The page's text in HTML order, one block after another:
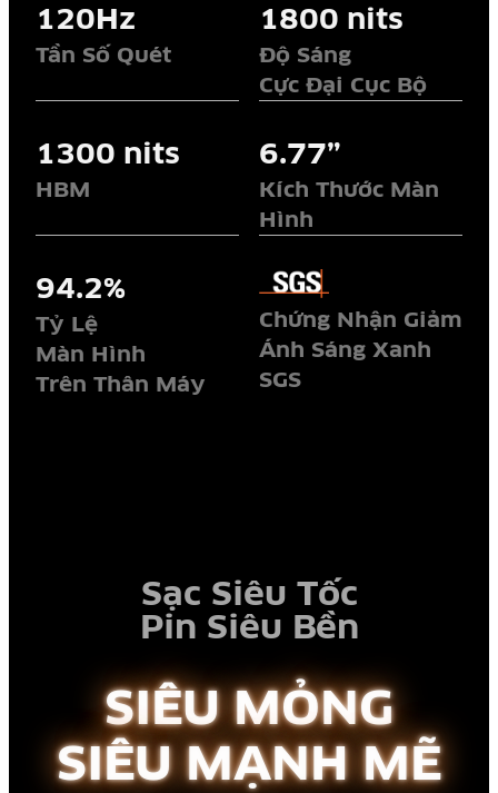
120Hz
Tần Số Quét
1800 nits
Độ Sáng
Cực Đại Cục Bộ
1300 nits
HBM
6.77”
Kích Thước Màn
Hình
94.2%
Tỷ Lệ
Màn Hình
Trên Thân Máy
Chứng Nhận Giảm
Ánh Sáng Xanh
SGS
Sạc Siêu Tốc
Pin Siêu Bền
SIÊU MỎNG
SIÊU MẠNH MẼ